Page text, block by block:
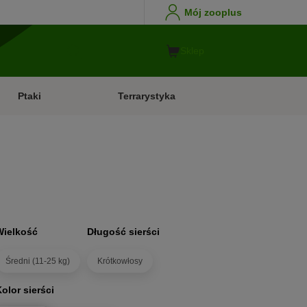
Mój zooplus
Ptaki Terrarystyka
Średni (11-25 kg)
Długość sierści
Krótkowłosy
sierści